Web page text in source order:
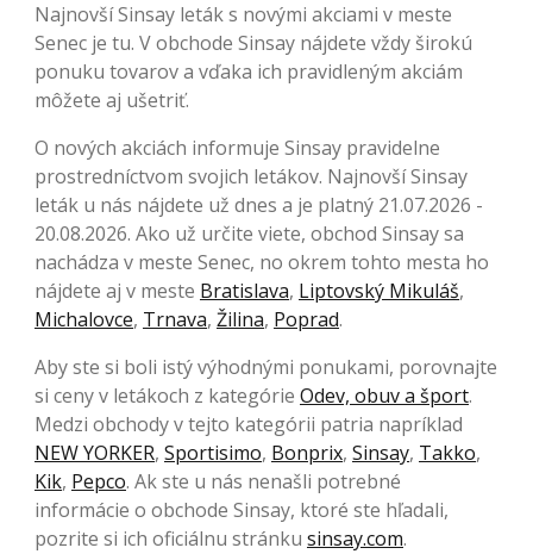
Najnovší Sinsay leták s novými akciami v meste
Senec je tu. V obchode Sinsay nájdete vždy širokú
ponuku tovarov a vďaka ich pravidleným akciám
môžete aj ušetriť.
O nových akciách informuje Sinsay pravidelne
prostredníctvom svojich letákov. Najnovší Sinsay
leták u nás nájdete už dnes a je platný 21.07.2026 -
20.08.2026. Ako už určite viete, obchod Sinsay sa
nachádza v meste Senec, no okrem tohto mesta ho
nájdete aj v meste Bratislava, Liptovský Mikuláš,
Michalovce, Trnava, Žilina, Poprad.
Aby ste si boli istý výhodnými ponukami, porovnajte
si ceny v letákoch z kategórie Odev, obuv a šport.
Medzi obchody v tejto kategórii patria napríklad
NEW YORKER, Sportisimo, Bonprix, Sinsay, Takko,
Kik, Pepco. Ak ste u nás nenašli potrebné
informácie o obchode Sinsay, ktoré ste hľadali,
pozrite si ich oficiálnu stránku sinsay.com.